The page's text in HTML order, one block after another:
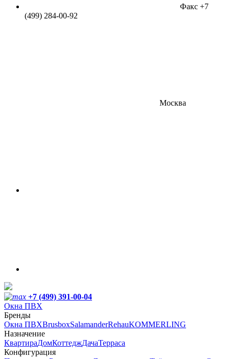
Факс +7
(499) 284-00-92
Москва
+7 (499) 391-00-04
Окна ПВХ
Бренды
Окна ПВХBrusboxSalamanderRehauKOMMERLING
Назначение
КвартираДомКоттеджДачаТерраса
Конфигурация